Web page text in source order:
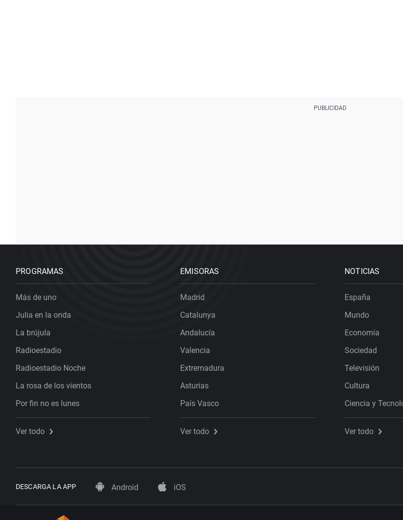
PROGRAMAS
Más de uno
Julia en la onda
La brújula
Radioestadio
Radioestadio Noche
La rosa de los vientos
Por fin no es lunes
Ver todo
EMISORAS
Madrid
Catalunya
Andalucía
Valencia
Extremadura
Asturias
País Vasco
Ver todo
NOTICIAS
España
Mundo
Economía
Sociedad
Televisión
Cultura
Ciencia y
Ver todo
DESCARGA LA APP Android iOS